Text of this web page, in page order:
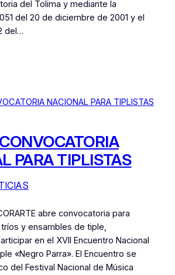
del Tolima y mediante la
del 20 de diciembre de 2001 y el
del…
PARA TIPLISTAS
abre convocatoria para
y ensambles de tiple,
en el XVII Encuentro Nacional
«Negro Parra». El Encuentro se
del Festival Nacional de Música